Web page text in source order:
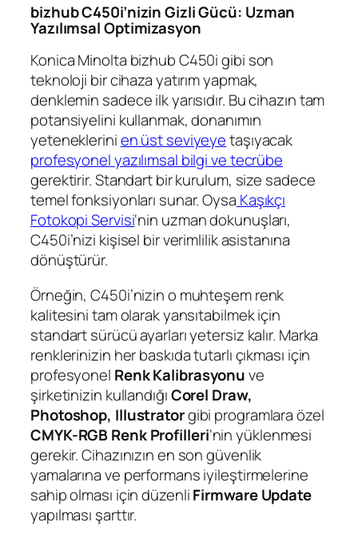
bizhub C450i’nizin Gizli Gücü: Uzman
Yazılımsal Optimizasyon
Konica Minolta bizhub C450i gibi son
teknoloji bir cihaza yatırım yapmak,
denklemin sadece ilk yarısıdır. Bu cihazın tam
potansiyelini kullanmak, donanımın
yeteneklerinien üst seviyeyetaşıyacak
profesyonel yazılımsal bilgi ve tecrübe
gerektirir. Standart bir kurulum, size sadece
temel fonksiyonları sunar. Oysa Kaşıkçı
Fotokopi Servisi‘nin uzman dokunuşları,
C450i’nizi kişisel bir verimlilik asistanına
dönüştürür.
Örneğin, C450i’nizin o muhteşem renk
kalitesini tam olarak yansıtabilmek için
standart sürücü ayarları yetersiz kalır. Marka
renklerinizin her baskıda tutarlı çıkması için
profesyonel Renk Kalibrasyonuve
şirketinizin kullandığıCorel Draw,
Photoshop, Illustratorgibi programlara özel
CMYK-RGB Renk Profilleri‘nin yüklenmesi
gerekir. Cihazınızın en son güvenlik
yamalarına ve performans iyileştirmelerine
sahip olması için düzenliFirmware Update
yapılması şarttır.